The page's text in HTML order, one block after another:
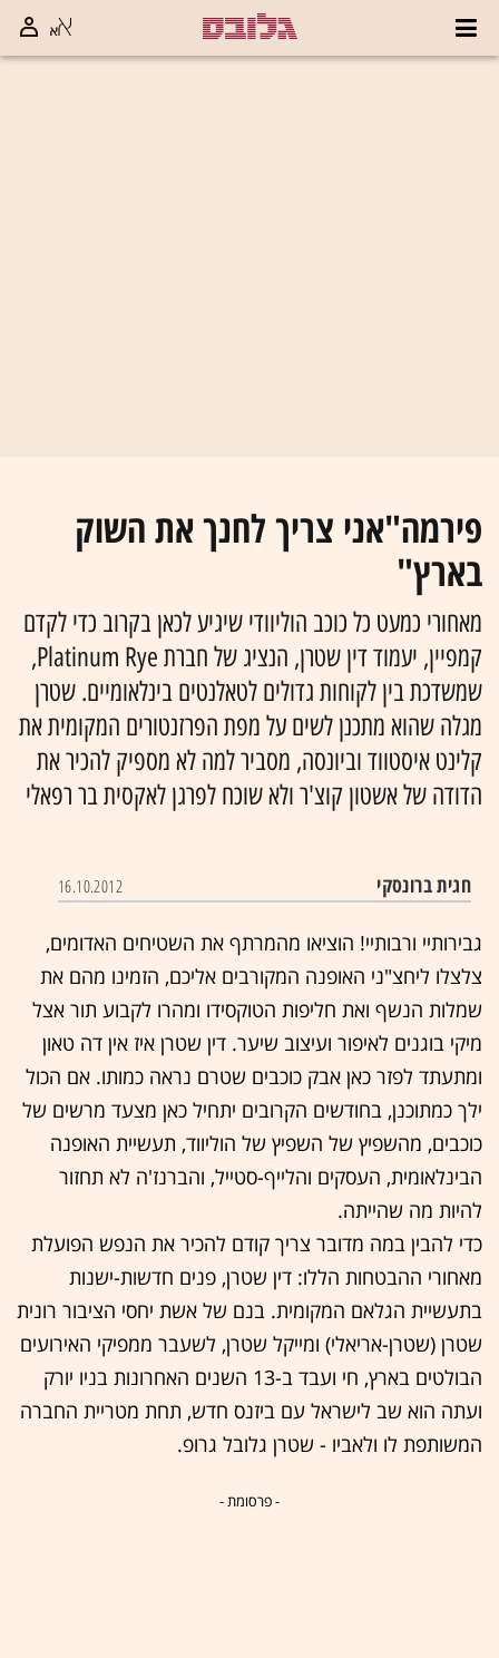
פירמה"אני צריך לחנך את השוק
בארץ"
מאחורי כמעט כל כוכב הוליוודי שיגיע לכאן בקרוב כדי לקדם
קמפיין, יעמוד דין שטרן, הנציג של חברת Platinum Rye,
שמשדכת בין לקוחות גדולים לטאלנטים בינלאומיים. שטרן
מגלה שהוא מתכנן לשים על מפת הפרזנטורים המקומית את
קלינט איסטווד וביונסה, מסביר למה לא מספיק להכיר את
הדודה של אשטון קוצ'ר ולא שוכח לפרגן לאקסית בר רפאלי
חגית ברונסקי 16.10.2012
גבירותיי ורבותיי! הוציאו מהמרתף את השטיחים האדומים,
צלצלו ליחצ"ני האופנה המקורבים אליכם, הזמינו מהם את
שמלות הנשף ואת חליפות הטוקסידו ומהרו לקבוע תור אצל
מיקי בוגנים לאיפור ועיצוב שיער. דין שטרן איז אין דה טאון
ומתעתד לפזר כאן אבק כוכבים שטרם נראה כמותו. אם הכול
ילך כמתוכנן, בחודשים הקרובים יתחיל כאן מצעד מרשים של
כוכבים, מהשפיץ של השפיץ של הוליווד, תעשיית האופנה
הבינלאומית, העסקים והלייף-סטייל, והברנז'ה לא תחזור
להיות מה שהייתה.
כדי להבין במה מדובר צריך קודם להכיר את הנפש הפועלת
מאחורי ההבטחות הללו: דין שטרן, פנים חדשות-ישנות
בתעשיית הגלאם המקומית. בנם של אשת יחסי הציבור רונית
שטרן (שטרן-אריאלי) ומייקל שטרן, לשעבר ממפיקי האירועים
הבולטים בארץ, חי ועבד ב-13 השנים האחרונות בניו יורק
ועתה הוא שב לישראל עם ביזנס חדש, תחת מטריית החברה
המשותפת לו ולאביו - שטרן גלובל גרופ.
- פרסומת -